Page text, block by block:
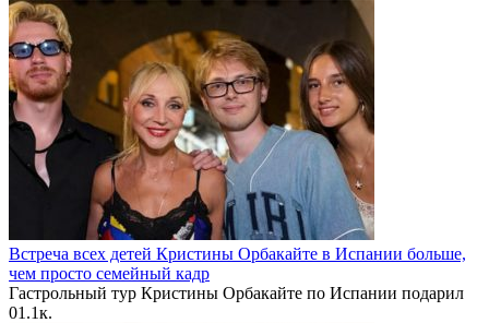
Встреча всех детей Кристины Орбакайте в Испании больше,
чем просто семейный кадр
Гастрольный тур Кристины Орбакайте по Испании подарил
01.1к.